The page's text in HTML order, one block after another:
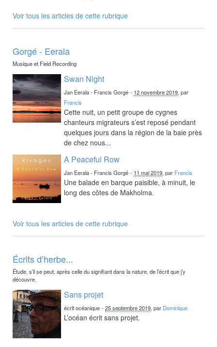
Voir tous les articles de cette rubrique
Gorgé - Eerala
Musique et Field Recording
Swan Night
Jan Eerala - Francis Gorgé - 12 novembre 2019, par
Francis
Cette nuit, un petit groupe de cygnes
chanteurs migrateurs s’est reposé pendant
quelques jours dans la région de la baie près
de chez nous...
A Peaceful Row
Jan Eerala - Francis Gorgé - 11 mai 2019, par Francis
Une balade en barque paisible, à minuit, le
long des côtes de Makholma.
Voir tous les articles de cette rubrique
Écrits d’herbe...
Étude, s’il se peut, après celle du signifiant dans la nature, de l’écrit que j’y
découvre.
Sans projet
écrit océanique -25 septembre 2019, par Dominique
L’océan écrit sans projet.